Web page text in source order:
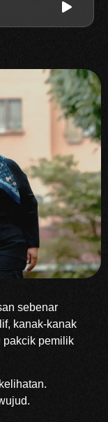
sebenar
kanak-kanak
pakcik pemilik